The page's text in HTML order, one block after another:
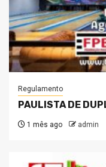
Regulamento
PAULISTA DE
1 mês ago admin